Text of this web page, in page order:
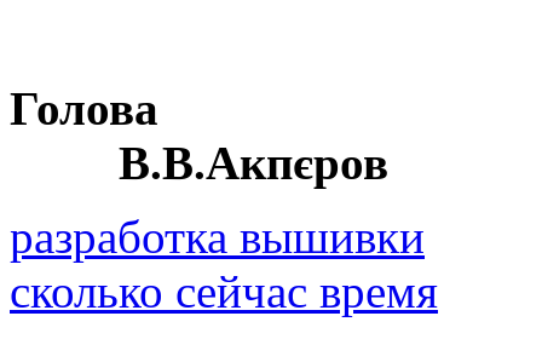
В.В.Акпєров
разработка вышивки
сколько сейчас время